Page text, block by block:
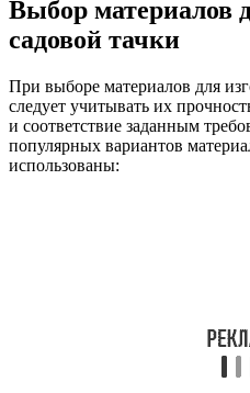
Выбор материалов
садовой тачки
При выборе материалов для
следует учитывать их
и соответствие заданным
популярных вариантов
использованы: